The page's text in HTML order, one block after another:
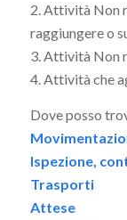
2. Attività Non
raggiungere o
3. Attività Non
4. Attività che
Dove posso
Ispezione,
Trasporti
Attese